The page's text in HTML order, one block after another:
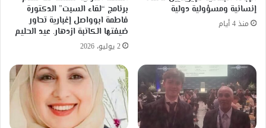
إنسانية ومسؤولية دولية
منذ 4 أيام
برنامج “لقاء السبت” الدكتورة
فاطمة ابوواصل إغبارية تحاور
ضيفتها الكاتبة ازدهار. عيد الحليم
2 يوليو، 2026